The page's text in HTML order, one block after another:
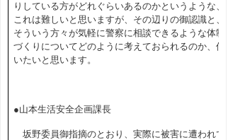
りしている方がどれぐらいあるのかというような、
これは難しいと思いますが、その辺りの御認識と、
そういう方々が気軽に警察に相談できるような体制
づくりについてどのように考えておられるのか、伺
いたいと思います。
●山本生活安全企画課長
坂野委員御指摘のとおり、実際に被害に遭われて